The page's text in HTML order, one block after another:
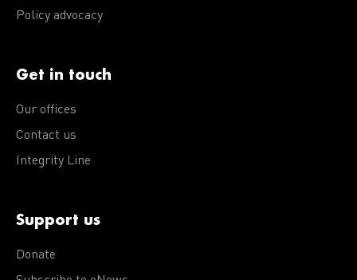
Policy advocacy
Get in touch
Our offices
Contact us
Integrity Line
Support us
Donate